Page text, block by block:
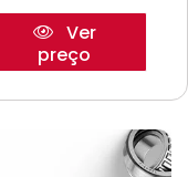
Ver
preço